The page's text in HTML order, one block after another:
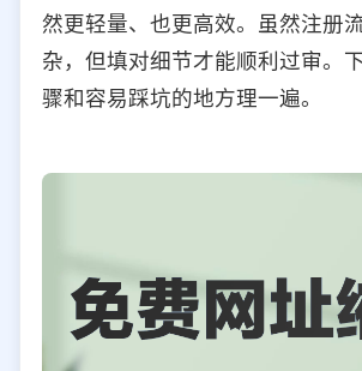
然更轻量、也更高效。虽然注册
杂，但填对细节才能顺利过审。
骤和容易踩坑的地方理一遍。